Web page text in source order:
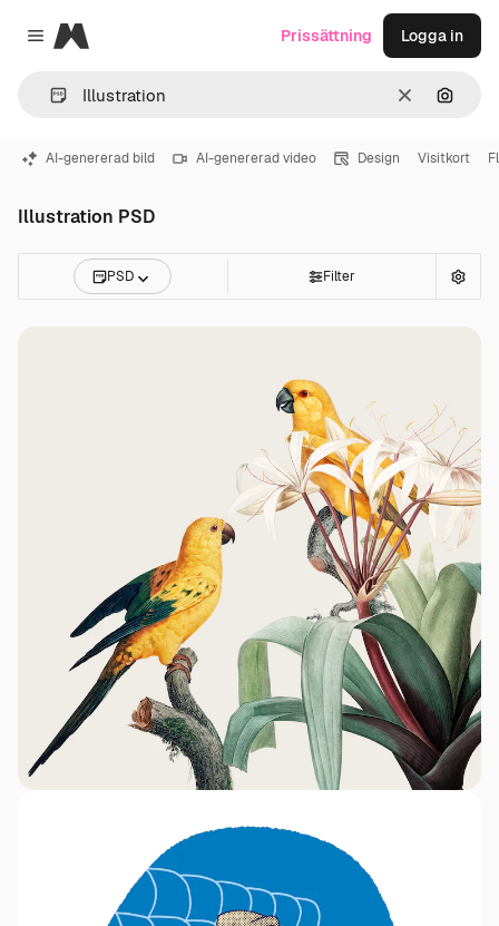
Close menu
Magnific
RensaSök
Prissättning Logga in
AI-genererad bild AI-genererad video Design Visitkort
Illustration PSD
PSD Filter